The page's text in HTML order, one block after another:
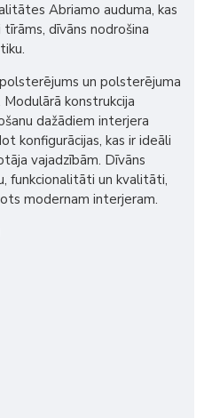
Abriamo auduma, kas
dīvāns nodrošina
un polsterējuma
konstrukcija
dažādiem interjera
konfigurācijas, kas ir ideāli
vajadzībām. Dīvāns
funkcionalitāti un kvalitāti,
modernam interjeram.